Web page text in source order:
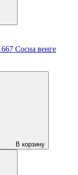
Сосна венге
В корзину